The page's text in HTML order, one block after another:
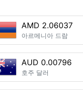
AMD 2.06037
아르메니아 드람
AUD 0.00796
호주 달러